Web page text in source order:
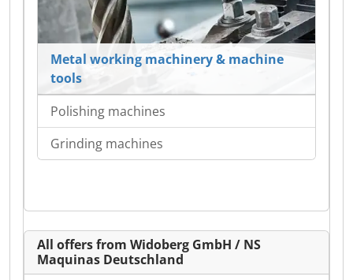
Metal working machinery & machine
tools
Polishing machines
Grinding machines
All offers from Widoberg GmbH / NS
Maquinas Deutschland